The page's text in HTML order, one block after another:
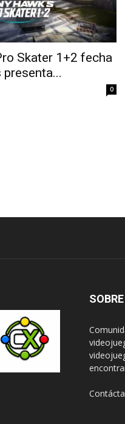
Skater 1+2 fecha
0